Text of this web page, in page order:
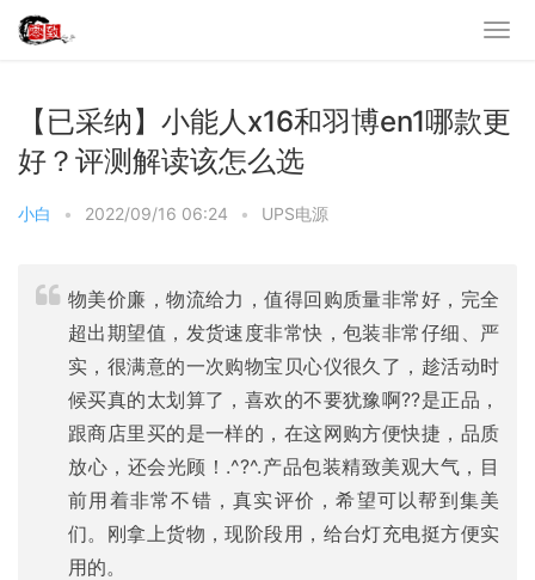
【已采纳】小能人x16和羽博en1哪款更
好？评测解读该怎么选
小白 • 2022/09/16 06:24 • UPS电源
物美价廉，物流给力，值得回购质量非常好，完全
超出期望值，发货速度非常快，包装非常仔细、严
实，很满意的一次购物宝贝心仪很久了，趁活动时
候买真的太划算了，喜欢的不要犹豫啊??是正品，
跟商店里买的是一样的，在这网购方便快捷，品质
放心，还会光顾！.^?^.产品包装精致美观大气，目
前用着非常不错，真实评价，希望可以帮到集美
们。刚拿上货物，现阶段用，给台灯充电挺方便实
用的。